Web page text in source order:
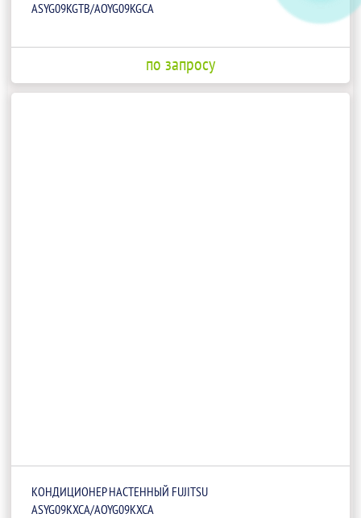
ASYG09KGTB/AOYG09KGCA
по запросу
КОНДИЦИОНЕР НАСТЕННЫЙ FUJITSU
ASYG09KXCA/AOYG09KXCA